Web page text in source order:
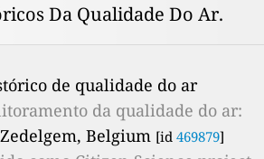
Da Qualidade Do Ar.
de qualidade do ar
da qualidade do ar:
Belgium [id 469879]